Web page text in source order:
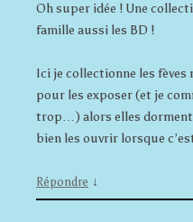
Oh super idée ! Une
famille aussi les BD !
Ici je collectionne les fèves
pour les exposer (et je
trop…) alors elles dorment
bien les ouvrir lorsque
Répondre ↓